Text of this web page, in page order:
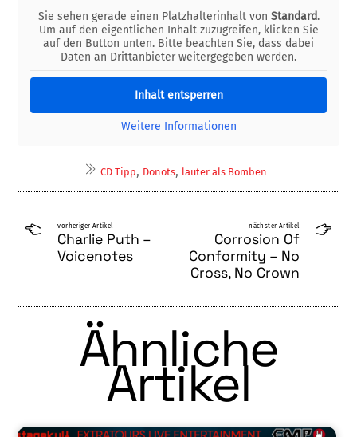
Sie sehen gerade einen Platzhalterinhalt von Standard.
Um auf den eigentlichen Inhalt zuzugreifen, klicken Sie
auf den Button unten. Bitte beachten Sie, dass dabei
Daten an Drittanbieter weitergegeben werden.
Inhalt entsperren
Weitere Informationen
CD Tipp, Donots, lauter als Bomben
vorheriger Artikel
Charlie Puth –
Voicenotes
nächster Artikel
Corrosion Of
Conformity – No
Cross, No Crown
Ähnliche
Artikel